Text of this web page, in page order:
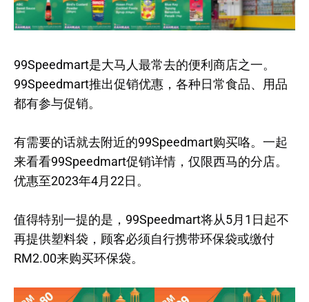
99Speedmart是大马人最常去的便利商店之一。
99Speedmart推出促销优惠，各种日常食品、用品
都有参与促销。
有需要的话就去附近的99Speedmart购买咯。一起
来看看99Speedmart促销详情，仅限西马的分店。
优惠至2023年4月22日。
值得特别一提的是，99Speedmart将从5月1日起不
再提供塑料袋，顾客必须自行携带环保袋或缴付
RM2.00来购买环保袋。